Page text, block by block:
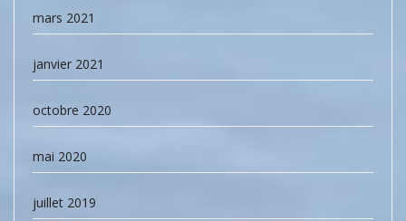
mars 2021
janvier 2021
octobre 2020
mai 2020
juillet 2019